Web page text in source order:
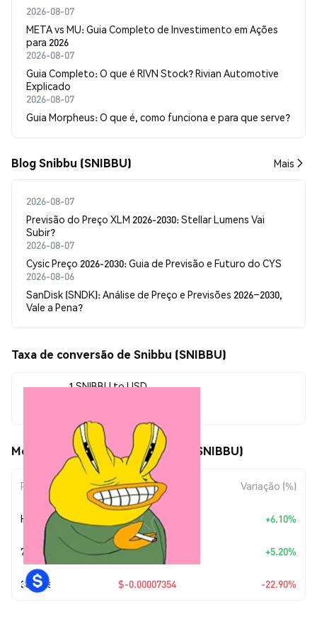
2026-08-07
META vs MU: Guia Completo de Investimento em Ações
para 2026
2026-08-07
Guia Completo: O que é RIVN Stock? Rivian Automotive
Explicado
2026-08-07
Guia Morpheus: O que é, como funciona e para que serve?
Blog Snibbu (SNIBBU) Mais
2026-08-07
Previsão do Preço XLM 2026-2030: Stellar Lumens Vai
Subir?
2026-08-07
Cysic Preço 2026-2030: Guia de Previsão e Futuro do CYS
2026-08-06
SanDisk (SNDK): Análise de Preço e Previsões 2026–2030,
Vale a Pena?
Taxa de conversão de Snibbu (SNIBBU)
1 SNIBBU to USD
Movimentos de preço de Snibbu (SNIBBU)
Período Variação do Valor Variação (%)
Hoje $0.00001423 +6.10%
7 Dias +$0.00001224 +5.20%
30 Dias $-0.00007354 -22.90%